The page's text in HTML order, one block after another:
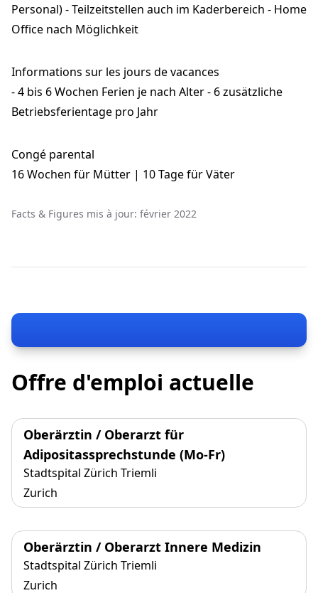
Personal) - Teilzeitstellen auch im Kaderbereich - Home
Office nach Möglichkeit
Informations sur les jours de vacances
- 4 bis 6 Wochen Ferien je nach Alter - 6 zusätzliche
Betriebsferientage pro Jahr
Congé parental
16 Wochen für Mütter | 10 Tage für Väter
Facts & Figures mis à jour: février 2022
Offre d'emploi actuelle
Oberärztin / Oberarzt für
Adipositassprechstunde (Mo-Fr)
Stadtspital Zürich Triemli
Zurich
Oberärztin / Oberarzt Innere Medizin
Stadtspital Zürich Triemli
Zurich